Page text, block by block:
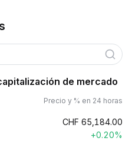
de mercado
Precio y % en 24 horas
CHF 65,184.00
+0.20%